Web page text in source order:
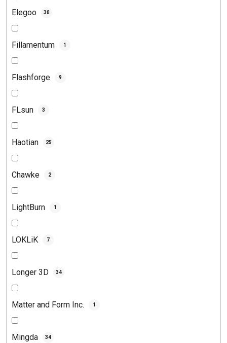
Elegoo 30
Fillamentum 1
Flashforge 9
FLsun 3
Haotian 25
Chawke 2
LightBurn 1
LOKLiK 7
Longer 3D 34
Matter and Form Inc. 1
Mingda 34